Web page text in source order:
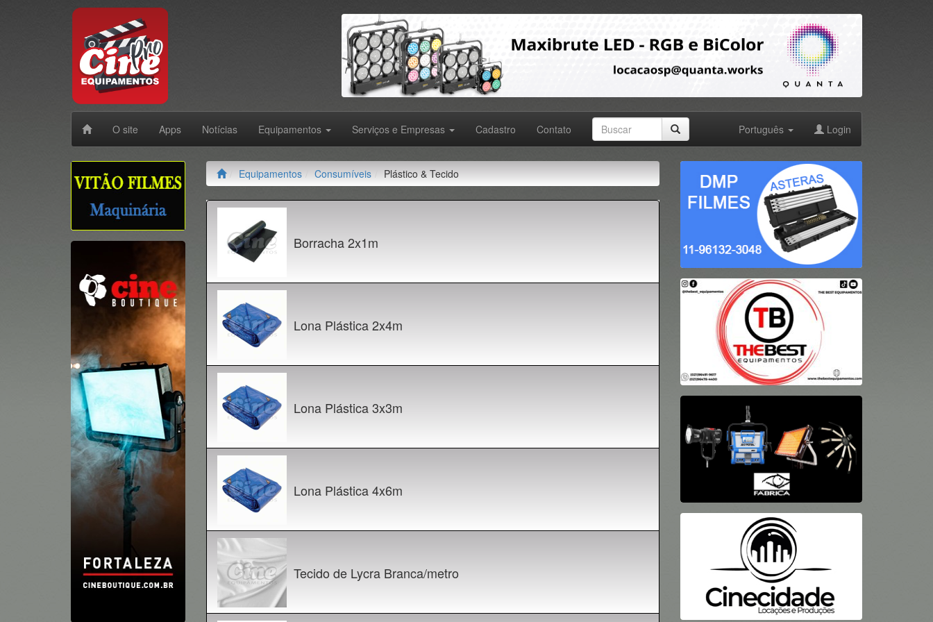
O site Apps Notícias Equipamentos Serviços e Empresas Cadastro Contato Português Login
Equipamentos Consumíveis Plástico & Tecido
Borracha 2x1m
Lona Plástica 2x4m
Lona Plástica 3x3m
Lona Plástica 4x6m
Tecido de Lycra Branca/metro